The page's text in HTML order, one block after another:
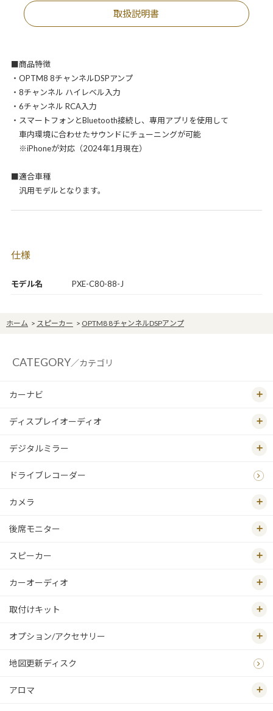
モデル名 PXE-C80-88-J
取扱説明書
■商品特徴
・OPTM8 8チャンネルDSPアンプ
・8チャンネル ハイレベル入力
・6チャンネル RCA入力
・スマートフォンとBluetooth接続し、専用アプリを使用して
車内環境に合わせたサウンドにチューニングが可能
※iPhoneが対応（2024年1月現在）
■適合車種
汎用モデルとなります。
仕様
ホーム > スピーカー > OPTM8 8チャンネルDSPアンプ
CATEGORY／カテゴリ
カーナビ
ディスプレイオーディオ
デジタルミラー
ドライブレコーダー
カメラ
後席モニター
スピーカー
カーオーディオ
取付けキット
オプション/アクセサリー
地図更新ディスク
アロマ